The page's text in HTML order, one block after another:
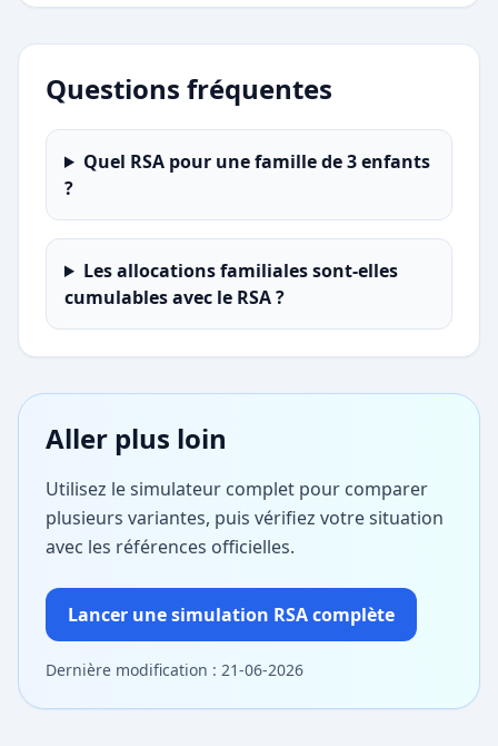
Questions fréquentes
Quel RSA pour une famille de 3 enfants
?
Les allocations familiales sont-elles
cumulables avec le RSA ?
Aller plus loin
Utilisez le simulateur complet pour comparer
plusieurs variantes, puis vérifiez votre situation
avec les références officielles.
Lancer une simulation RSA complète
Dernière modification : 21-06-2026